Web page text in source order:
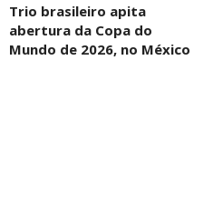
Trio brasileiro apita
abertura da Copa do
Mundo de 2026, no México